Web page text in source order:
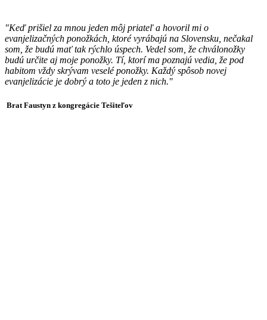
"Keď prišiel za mnou jeden môj priateľ a hovoril mi o
evanjelizačných ponožkách, ktoré vyrábajú na Slovensku, nečakal
som, že budú mať tak rýchlo úspech. Vedel som, že chválonožky
budú určite aj moje ponožky. Tí, ktorí ma poznajú vedia, že pod
habitom vždy skrývam veselé ponožky. Každý spôsob novej
evanjelizácie je dobrý a toto je jeden z nich."
Brat Faustyn z kongregácie Tešiteľov